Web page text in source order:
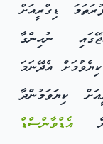
ޑިގްރީއަށް
ނުހިންގާ
އެދޭނަމަ
ކިޔަވަމުންދާ
އެޑްވާންސްޑް